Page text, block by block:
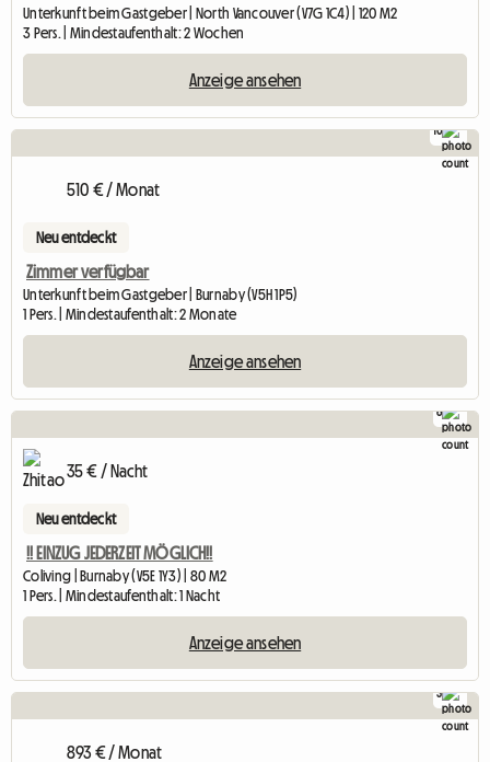
Unterkunft beim Gastgeber | North Vancouver (V7G 1C4) | 120 M2
3 Pers. | Mindestaufenthalt: 2 Wochen
Anzeige ansehen
10
510 € / Monat
Neu entdeckt
Zimmer verfügbar
Unterkunft beim Gastgeber | Burnaby (V5H 1P5)
1 Pers. | Mindestaufenthalt: 2 Monate
Anzeige ansehen
6
35 € / Nacht
Neu entdeckt
!! EINZUG JEDERZEIT MÖGLICH!!
Coliving | Burnaby (V5E 1Y3) | 80 M2
1 Pers. | Mindestaufenthalt: 1 Nacht
Anzeige ansehen
3
893 € / Monat